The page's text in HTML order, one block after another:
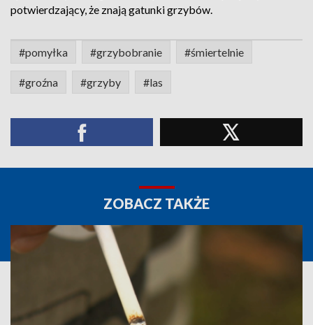
potwierdzający, że znają gatunki grzybów.
#pomyłka #grzybobranie #śmiertelnie
#groźna #grzyby #las
ZOBACZ TAKŻE